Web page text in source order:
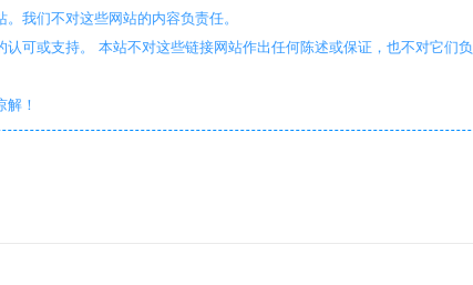
我们不对这些网站的内容负责任。
可或支持。 本站不对这些链接网站作出任何陈述或保证，也不对它们负
！